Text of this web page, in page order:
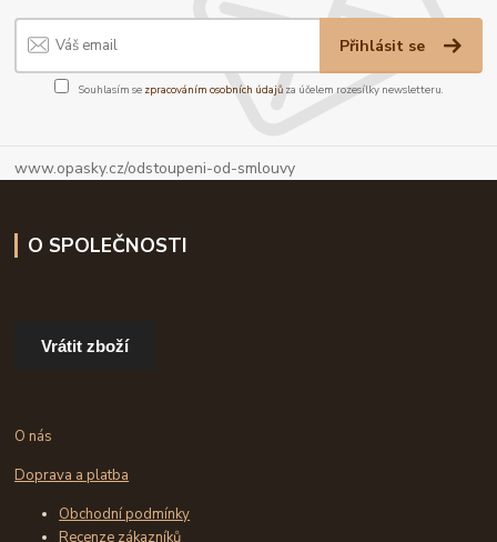
Přihlásit se
Souhlasím se zpracováním osobních údajůza účelem rozesílky newsletteru.
www.opasky.cz/odstoupeni-od-smlouvy
O SPOLEČNOSTI
Vrátit zboží
O nás
Doprava a platba
Obchodní podmínky
Recenze zákazníků